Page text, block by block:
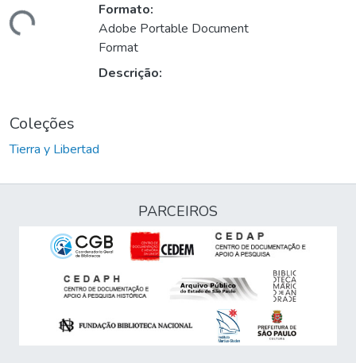
Formato:
Adobe Portable Document
Format
Descrição:
Coleções
Tierra y Libertad
PARCEIROS